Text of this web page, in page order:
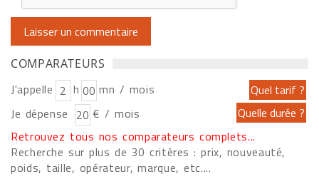
COMPARATEURS
J'appelle h
mn / mois
Je dépense
€ / mois
Retrouvez tous nos comparateurs complets...
Recherche sur plus de 30 critères : prix, nouveauté,
poids, taille, opérateur, marque, etc....